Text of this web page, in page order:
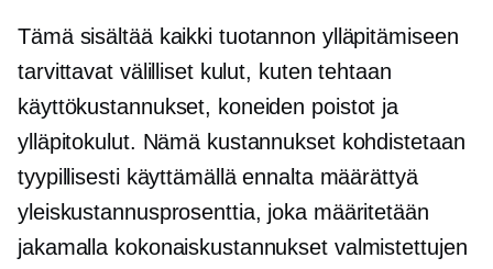
Tämä sisältää kaikki tuotannon ylläpitämiseen
tarvittavat välilliset kulut, kuten tehtaan
käyttökustannukset, koneiden poistot ja
ylläpitokulut. Nämä kustannukset kohdistetaan
tyypillisesti käyttämällä ennalta määrättyä
yleiskustannusprosenttia, joka määritetään
jakamalla kokonaiskustannukset valmistettujen